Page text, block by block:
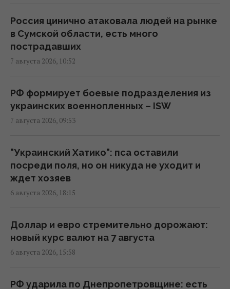
взрыва погиб мужчина, есть раненые
12:04 пятница, 07 августа 2026
Угроза для Украины: журналисты
объектами в Беларуси
11:16 пятница, 07 августа 2026
российский комплекс за $15 млн (видео)
11:00 пятница, 07 августа 2026
Адвокат поставил под сомнение
вертикали в деле Галущенко
10:59 пятница, 07 августа 2026
пусковые установки россиян
Россия цинично атаковала людей на рынке
в Сумской области, есть много
пострадавших
7 августа 2026, 10:52
РФ формирует боевые подразделения из
украинских военнопленных – ISW
7 августа 2026, 09:53
"Украинский Хатико": пса оставили
посреди поля, но он никуда не уходит и
ждет хозяев
6 августа 2026, 18:15
Доллар и евро стремительно дорожают:
новый курс валют на 7 августа
6 августа 2026, 15:58
РФ ударила по Днепропетровщине: есть